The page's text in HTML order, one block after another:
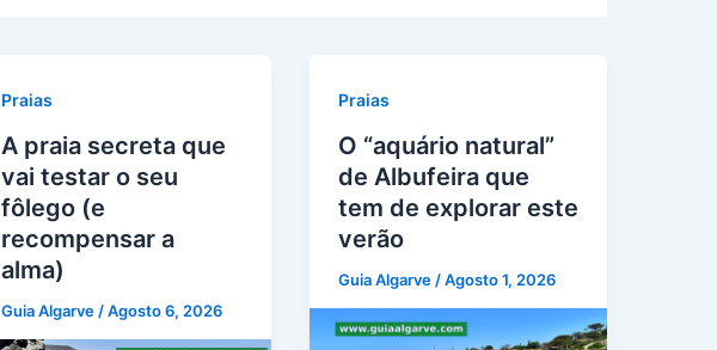
Praias
A praia secreta que
vai testar o seu
fôlego (e
recompensar a
alma)
Guia Algarve /Agosto 6, 2026
Praias
O “aquário natural”
de Albufeira que
tem de explorar este
verão
Guia Algarve /Agosto 1, 2026